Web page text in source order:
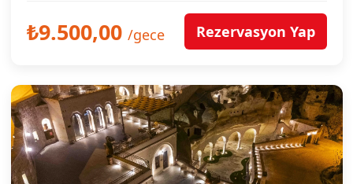
₺9.500,00 /gece Rezervasyon Yap